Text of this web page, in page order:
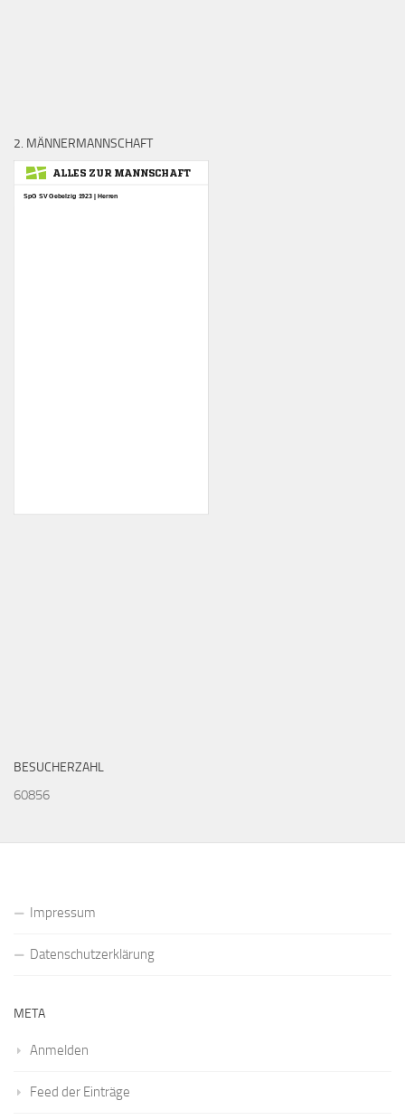
2. MÄNNERMANNSCHAFT
BESUCHERZAHL
60856
Impressum
Datenschutzerklärung
META
Anmelden
Feed der Einträge